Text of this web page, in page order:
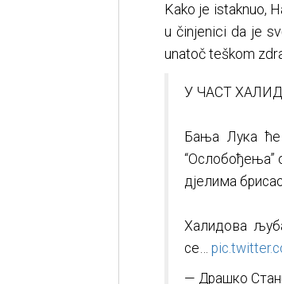
Kako je istaknuo,
u činjenici da je
unatoč teškom
У ЧАСТ
Бања Лука
“Ослобођења”
дјелима
Халидова
се…
— Драшко